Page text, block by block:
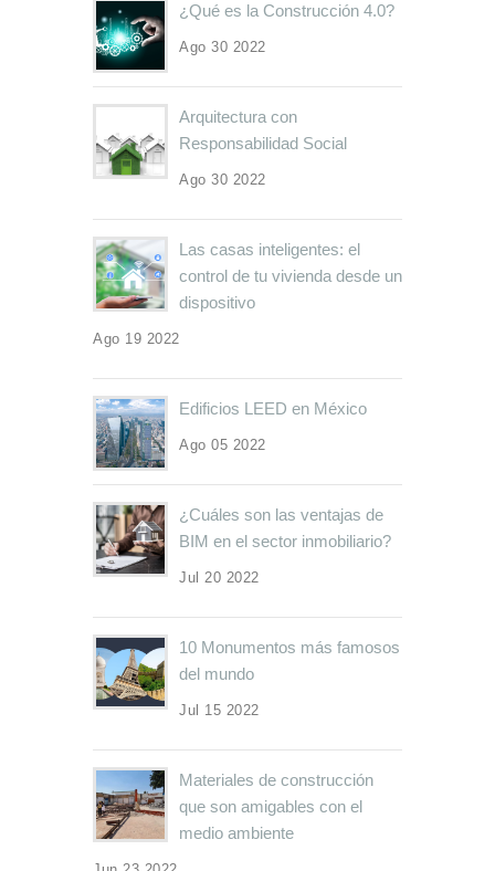
¿Qué es la Construcción 4.0?
Ago 30 2022
Arquitectura con
Responsabilidad Social
Ago 30 2022
Las casas inteligentes: el
control de tu vivienda desde un
dispositivo
Ago 19 2022
Edificios LEED en México
Ago 05 2022
¿Cuáles son las ventajas de
BIM en el sector inmobiliario?
Jul 20 2022
10 Monumentos más famosos
del mundo
Jul 15 2022
Materiales de construcción
que son amigables con el
medio ambiente